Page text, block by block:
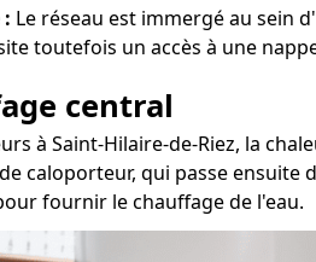
Le réseau est immergé au sein
toutefois un accès à une
central
à Saint-Hilaire-de-Riez, la
caloporteur, qui passe ensuite
fournir le chauffage de l'eau.